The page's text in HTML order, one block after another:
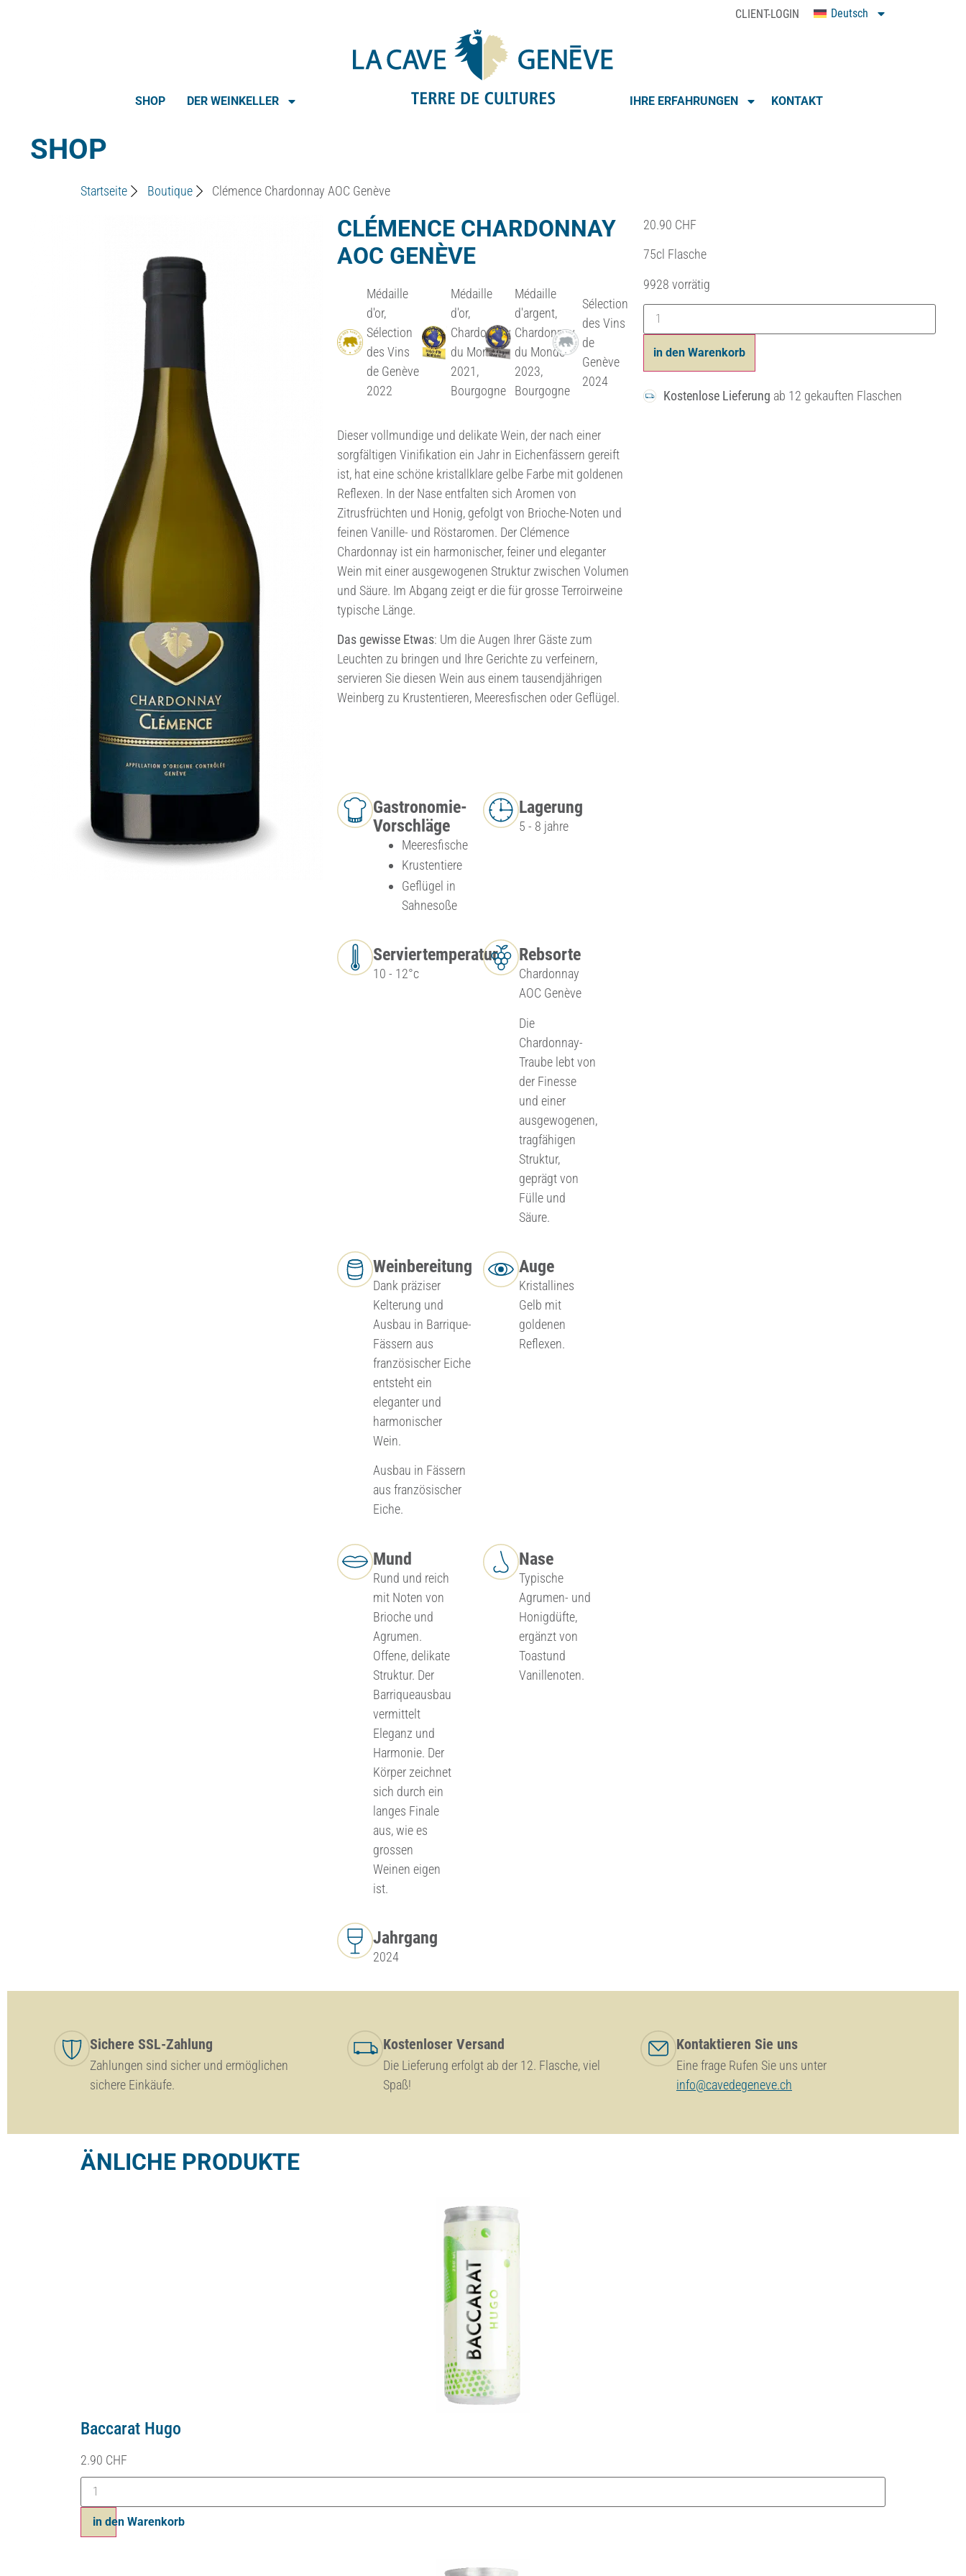
CLIENT-LOGIN Deutsch
SHOP DER WEINKELLER IHRE ERFAHRUNGEN KONTAKT
SHOP
Startseite Boutique Clémence Chardonnay AOC Genève
CLÉMENCE CHARDONNAY
AOC GENÈVE
Médaille
d'or,
Sélection
des Vins
de Genève
2022
Médaille
d'or,
Chardonnay
du Monde
2021,
Bourgogne
Médaille
d'argent,
Chardonnay
du Monde
2023,
Bourgogne
Sélection
des Vins
de
Genève
2024
Dieser vollmundige und delikate Wein, der nach einer
sorgfältigen Vinifikation ein Jahr in Eichenfässern gereift
ist, hat eine schöne kristallklare gelbe Farbe mit goldenen
Reflexen. In der Nase entfalten sich Aromen von
Zitrusfrüchten und Honig, gefolgt von Brioche-Noten und
feinen Vanille- und Röstaromen. Der Clémence
Chardonnay ist ein harmonischer, feiner und eleganter
Wein mit einer ausgewogenen Struktur zwischen Volumen
und Säure. Im Abgang zeigt er die für grosse Terroirweine
typische Länge.
Das gewisse Etwas: Um die Augen Ihrer Gäste zum
Leuchten zu bringen und Ihre Gerichte zu verfeinern,
servieren Sie diesen Wein aus einem tausendjährigen
Weinberg zu Krustentieren, Meeresfischen oder Geflügel.
Gastronomie-
Vorschläge
Meeresfische
Krustentiere
Geflügel in
Sahnesoße
Lagerung
5 - 8 jahre
Serviertemperatur
10 - 12°c
Rebsorte
Chardonnay
AOC Genève
Die
Chardonnay-
Traube lebt von
der Finesse
und einer
ausgewogenen,
tragfähigen
Struktur,
geprägt von
Fülle und
Säure.
Weinbereitung
Dank präziser
Kelterung und
Ausbau in Barrique-
Fässern aus
französischer Eiche
entsteht ein
eleganter und
harmonischer
Wein.
Ausbau in Fässern
aus französischer
Eiche.
Auge
Kristallines
Gelb mit
goldenen
Reflexen.
Mund
Rund und reich
mit Noten von
Brioche und
Agrumen.
Offene, delikate
Struktur. Der
Barriqueausbau
vermittelt
Eleganz und
Harmonie. Der
Körper zeichnet
sich durch ein
langes Finale
aus, wie es
grossen
Weinen eigen
ist.
Nase
Typische
Agrumen- und
Honigdüfte,
ergänzt von
Toastund
Vanillenoten.
Jahrgang
2024
20.90 CHF
75cl Flasche
9928 vorrätig
in den Warenkorb
Kostenlose Lieferung ab 12 gekauften Flaschen
Sichere SSL-Zahlung
Zahlungen sind sicher und ermöglichen
sichere Einkäufe.
Kostenloser Versand
Die Lieferung erfolgt ab der 12. Flasche, viel
Spaß!
Kontaktieren Sie uns
Eine frage Rufen Sie uns unter
info@cavedegeneve.ch
ÄNLICHE PRODUKTE
Baccarat Hugo
2.90 CHF
in den Warenkorb